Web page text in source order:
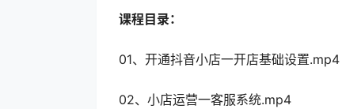
课程目录：
01、开通抖音小店一开店基础设置.mp4
02、小店运营一客服系统.mp4